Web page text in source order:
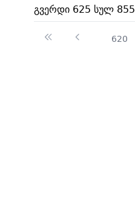
გვერდი 625 სულ 855
620